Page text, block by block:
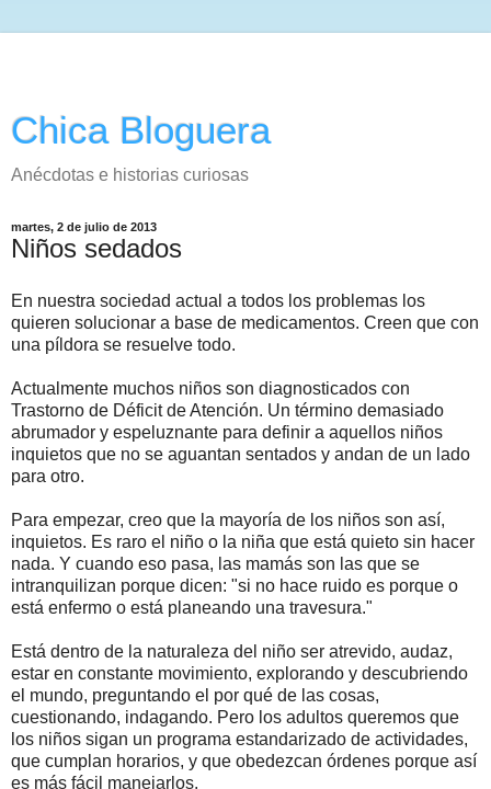
Chica Bloguera
Anécdotas e historias curiosas
martes, 2 de julio de 2013
Niños sedados
En nuestra sociedad actual a todos los problemas los
quieren solucionar a base de medicamentos. Creen que con
una píldora se resuelve todo.
Actualmente muchos niños son diagnosticados con
Trastorno de Déficit de Atención. Un término demasiado
abrumador y espeluznante para definir a aquellos niños
inquietos que no se aguantan sentados y andan de un lado
para otro.
Para empezar, creo que la mayoría de los niños son así,
inquietos. Es raro el niño o la niña que está quieto sin hacer
nada. Y cuando eso pasa, las mamás son las que se
intranquilizan porque dicen: "si no hace ruido es porque o
está enfermo o está planeando una travesura."
Está dentro de la naturaleza del niño ser atrevido, audaz,
estar en constante movimiento, explorando y descubriendo
el mundo, preguntando el por qué de las cosas,
cuestionando, indagando. Pero los adultos queremos que
los niños sigan un programa estandarizado de actividades,
que cumplan horarios, y que obedezcan órdenes porque así
es más fácil manejarlos.